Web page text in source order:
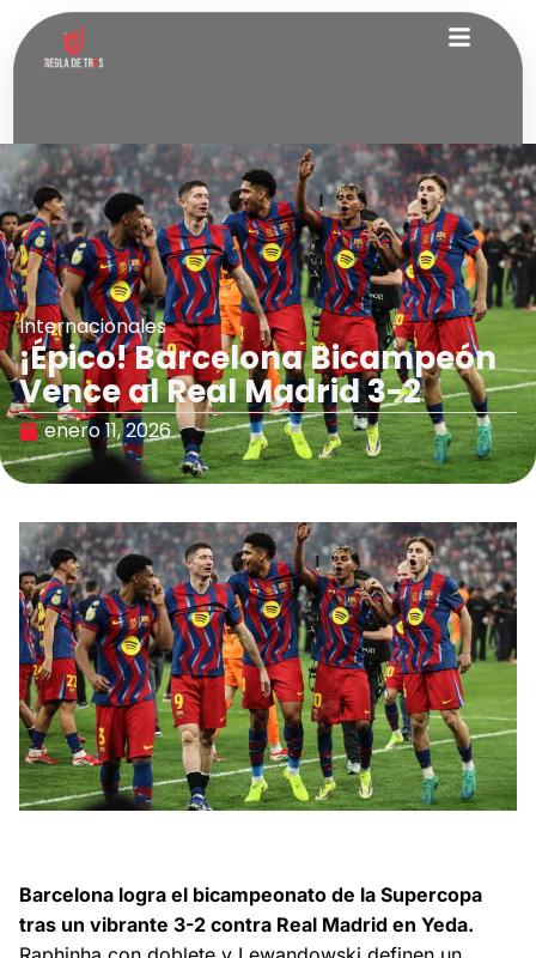
Internacionales
¡Épico! Barcelona Bicampeón
Vence al Real Madrid 3-2
enero 11, 2026
Barcelona logra el bicampeonato de la Supercopa
tras un vibrante 3-2 contra Real Madrid en Yeda.